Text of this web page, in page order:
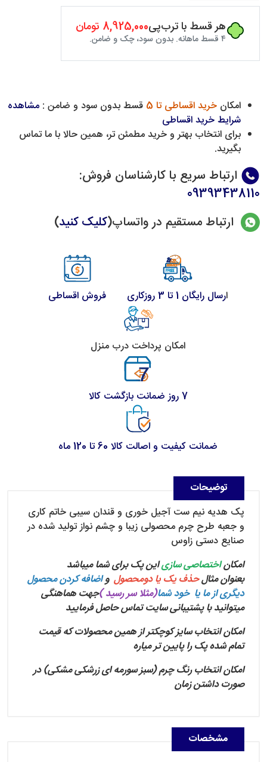
هر قسط با ترب‌پی8,925,000 تومان
۴ قسط ماهانه. بدون سود، چک و ضامن.
امکان خرید اقساطی تا 5 قسط بدون سود و ضامن : مشاهده
شرایط خرید اقساطی
برای انتخاب بهتر و خرید مطمئن تر، همین حالا با ما تماس
بگیرید.
ارتباط سریع با کارشناسان فروش:
09393438110
ارتباط مستقیم در واتساپ(کلیک کنید)
ارسال رایگان 1 تا 3 روزکاری فروش اقساطی
امکان پرداخت درب منزل
7 روز ضمانت بازگشت کالا
ضمانت کیفیت و اصالت کالا 60 تا 120 ماه
توضیحات
پک هدیه نیم ست آجیل خوری و قندان سیبی خاتم کاری
و جعبه طرح چرم محصولی زیبا و چشم نواز تولید شده در
صنایع دستی زاوس
امکاناختصاصی سازیاین پک برای شما میباشد
بعنوان مثالحذف یک یا دو‌محصول واضافه کردن محصول
دیگری از ما یا خود شما(مثلا سر رسید )جهت هماهنگی
میتوانید با پشتیبانی سایت تماس حاصل فرمایید
امکان انتخاب سایز کوچکتر از همین محصولات که قیمت
تمام شده پک‌ را پایین تر میاره
امکان انتخاب رنگ چرم (سبز سورمه ای زرشکی مشکی) در
صورت داشتن زمان
مشخصات